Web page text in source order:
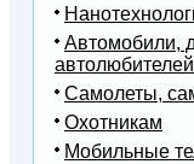
Автомобили,
автолюбителей
Самолеты,
Охотникам
Мобильные